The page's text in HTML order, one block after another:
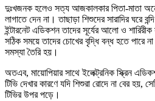
দুঃখজনক হলেও সত্য আজকালকার পিতা-মাতা
লাগাতে দেন না। তাছাড়া শিশুদের সারাদির ঘরে
ইন্টারনেট এডিকশন তাদের সূর্যের আলো ও
সঠিক সময়ে তাদের চোখের বৃদ্ধি বন্ধ হতে পারে
সমস্যা তৈরি হয়।
অতএব, মায়োপিয়ার সাথে ইলেক্ট্রনিক স্ক্রিন
টিভি দেখার কারণে যদি শিশুরা রোদে না বের হয়,
টিভির উপর পড়ে।